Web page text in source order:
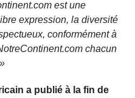
est une
expression, la diversité
conformément à
chacun
a publié à la fin de